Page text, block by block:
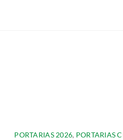
PORTARIAS 2026, PORTARIAS